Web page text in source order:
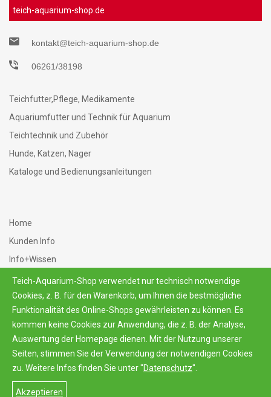
Teich-Aquarium-Shop verwendet nur technisch notwendige
Cookies, z. B. für den Warenkorb, um Ihnen die bestmögliche
Funktionalität des Online-Shops gewährleisten zu können. Es
kommen keine Cookies zur Anwendung, die z. B. der Analyse,
Auswertung der Homepage dienen. Mit der Nutzung unserer
Seiten, stimmen Sie der Verwendung der notwendigen Cookies
zu. Weitere Infos finden Sie unter "Datenschutz".
Akzeptieren
teich-aquarium-shop.de
kontakt@teich-aquarium-shop.de
06261/38198
Teichfutter,Pflege, Medikamente
Aquariumfutter und Technik für Aquarium
Teichtechnik und Zubehör
Hunde, Katzen, Nager
Kataloge und Bedienungsanleitungen
Home
Kunden Info
Info+Wissen
AGB
Datenschutz
Kontakt+Impressum
© 2026Teich-Aquarium-Shop